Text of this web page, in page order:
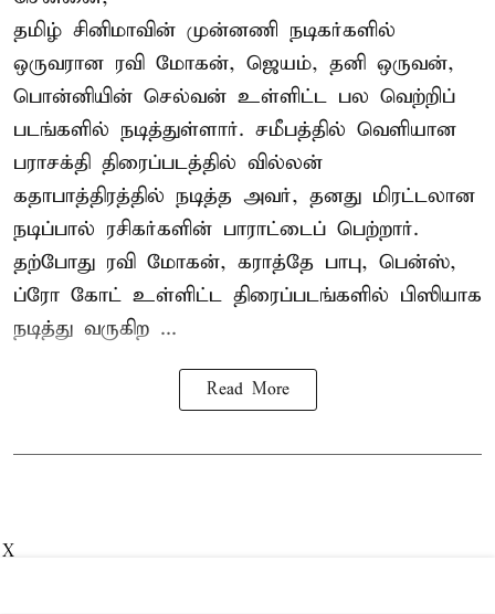
தமிழ் சினிமாவின் முன்னணி நடிகர்களில்
ஒருவரான ரவி மோகன், ஜெயம், தனி ஒருவன்,
பொன்னியின் செல்வன் உள்ளிட்ட பல வெற்றிப்
படங்களில் நடித்துள்ளார். சமீபத்தில் வெளியான
பராசக்தி திரைப்படத்தில் வில்லன்
கதாபாத்திரத்தில் நடித்த அவர், தனது மிரட்டலான
நடிப்பால் ரசிகர்களின் பாராட்டைப் பெற்றார்.
தற்போது ரவி மோகன், கராத்தே பாபு, பென்ஸ்,
ப்ரோ கோட் உள்ளிட்ட திரைப்படங்களில் பிஸியாக
நடித்து வருகிற ...
Read More
X